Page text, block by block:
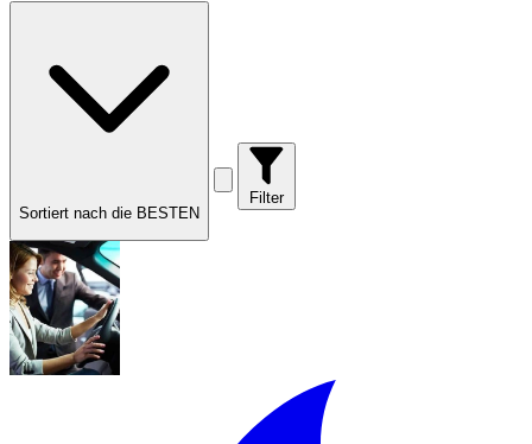
Sortiert nach die BESTEN
Filter